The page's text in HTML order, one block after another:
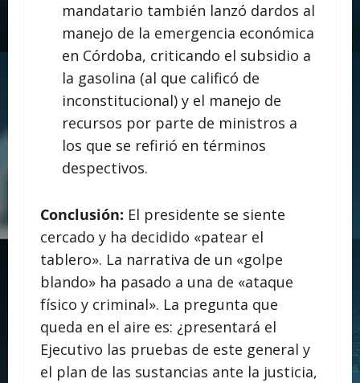
mandatario también lanzó dardos al
manejo de la emergencia económica
en Córdoba, criticando el subsidio a
la gasolina (al que calificó de
inconstitucional) y el manejo de
recursos por parte de ministros a
los que se refirió en términos
despectivos.
Conclusión: El presidente se siente
cercado y ha decidido «patear el
tablero». La narrativa de un «golpe
blando» ha pasado a una de «ataque
físico y criminal». La pregunta que
queda en el aire es: ¿presentará el
Ejecutivo las pruebas de este general y
el plan de las sustancias ante la justicia,